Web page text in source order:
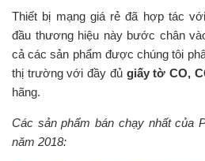
Thiết bị mạng giá rẻ đã hợp tác với
đầu thương hiệu này bước chân
cả các sản phẩm được chúng tôi
thị trường với đầy đủ giấy tờ CO,
hãng.
Các sản phẩm bán chạy nhất của
năm 2018: